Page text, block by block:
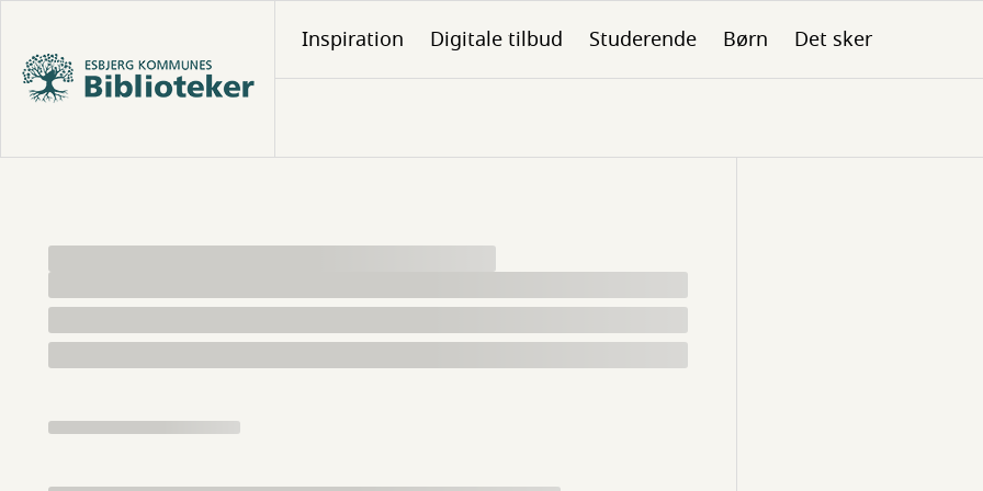
hovedindhold
Inspiration Digitale tilbud Studerende Børn Det sker